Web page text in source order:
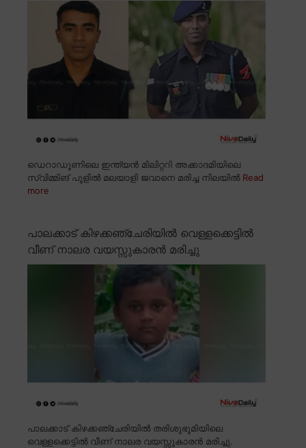
ഡെറാഡൂണിലെ ഇന്ത്യൻ മിലിറ്ററി അക്കാദമിയിലെ
സ്വിമ്മിങ് പൂളിൽ മലയാളി ജവാനെ മരിച്ച നിലയിൽ Read
more
പാലക്കാട് കിഴക്കഞ്ചേരിയിൽ വെള്ളക്കെട്ടിൽ
വീണ് നാലര വയസ്സുകാരൻ മരിച്ചു
പാലക്കാട് കിഴക്കഞ്ചേരിയിൽ തരിശുഭൂമിയിലെ
വെള്ളക്കെട്ടിൽ വീണ് നാലര വയസ്സുകാരൻ മരിച്ചു.